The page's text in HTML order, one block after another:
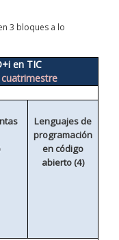
3 bloques a lo
en TIC
cuatrimestre
Lenguajes de
programación
en código
abierto (4)